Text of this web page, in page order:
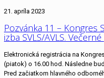
21. apríla 2023
Pozvánka 11 – Kongres
izba SVLS/AVLS.
Elektronická registrácia na
(piatok) o 16.00 hod. Následne
Pred začiatkom hlavného